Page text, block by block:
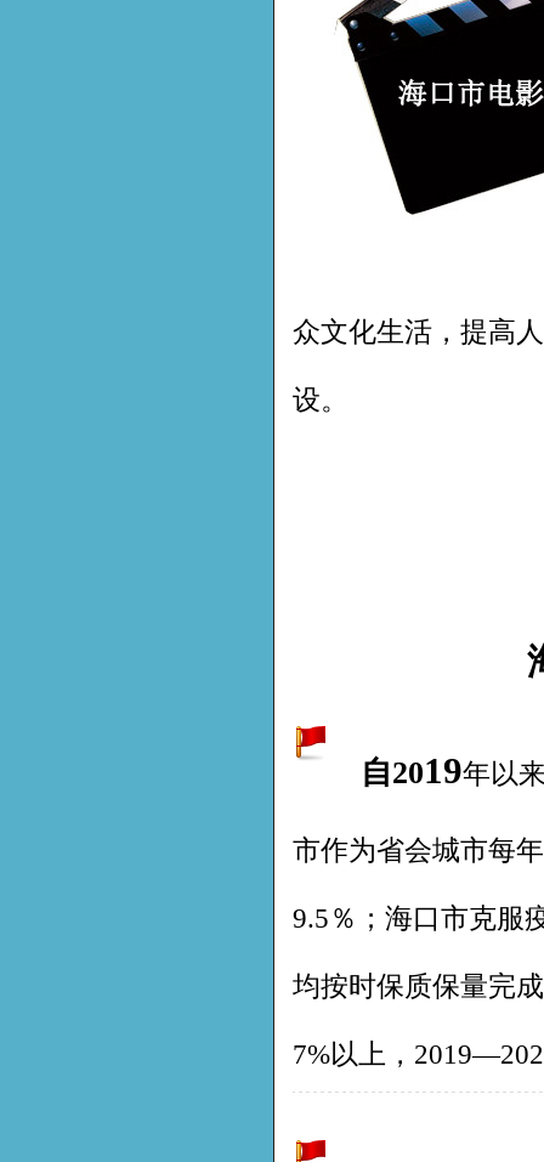
众文化生活，提高
设。
自2019年以
市作为省会城市每
9.5％；海口市克服
均按时保质保量完
7%以上，